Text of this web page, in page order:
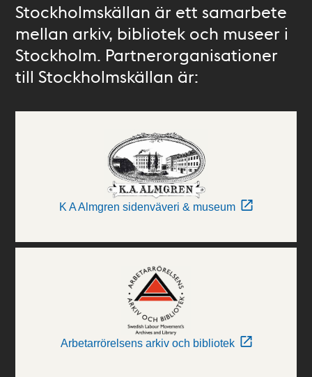
Stockholmskällan är ett samarbete
mellan arkiv, bibliotek och museer i
Stockholm. Partnerorganisationer
till Stockholmskällan är:
K A Almgren sidenväveri & museum
Arbetarrörelsens arkiv och bibliotek